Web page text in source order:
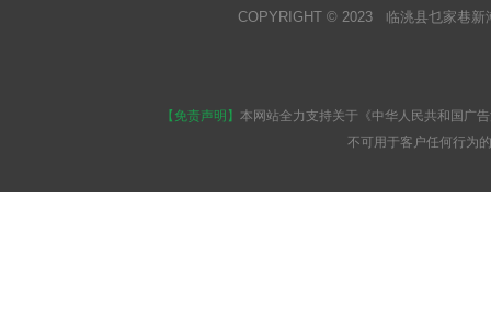
COPYRIGHT © 2023 临洮县乜家巷
【免责声明】 本网站全力支持关于《中华人民共和国广
不可用于客户任何行为